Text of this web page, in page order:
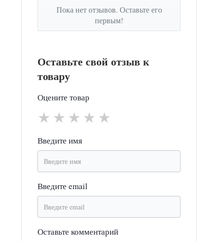
Пока нет отзывов. Оставьте его
первым!
Оставьте свой отзыв к
товару
Оцените товар
★
★
★
★
★
Введите имя
Введите email
Оставьте комментарий